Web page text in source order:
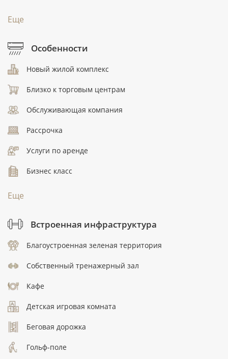
Еще
Особенности
Новый жилой комплекс
Близко к торговым центрам
Обслуживающая компания
Рассрочка
Услуги по аренде
Бизнес класс
Еще
Встроенная инфраструктура
Благоустроенная зеленая территория
Собственный тренажерный зал
Кафе
Детская игровая комната
Беговая дорожка
Гольф-поле